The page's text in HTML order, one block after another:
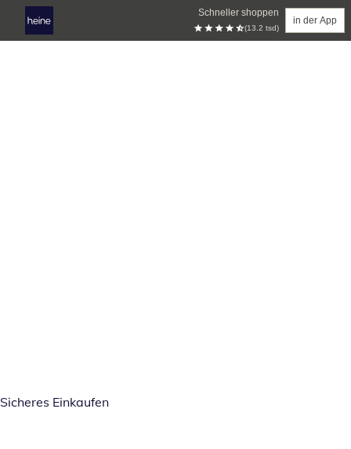
Schneller shoppen
(13.2 tsd)
in der App
Sicheres Einkaufen